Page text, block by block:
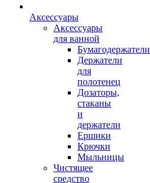
Аксессуары
Аксессуары
для ванной
Бумагодержатели
Держатели
для
полотенец
Дозаторы,
стаканы
и
держатели
Ершики
Крючки
Мыльницы
Чистящее
средство